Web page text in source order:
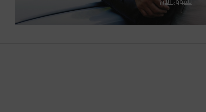
الإمارات العربية المتحدة